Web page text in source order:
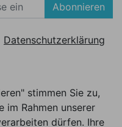
Abonnieren
Datenschutzerklärung
stimmen Sie zu,
im Rahmen unserer
dürfen. Ihre